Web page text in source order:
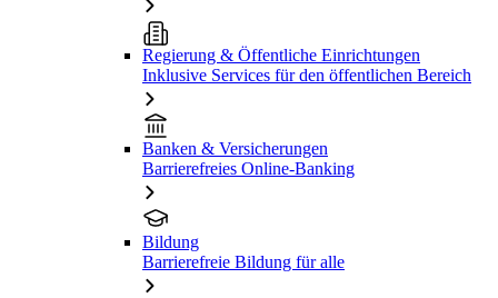
Regierung & Öffentliche Einrichtungen
Inklusive Services für den öffentlichen Bereich
Banken & Versicherungen
Barrierefreies Online-Banking
Bildung
Barrierefreie Bildung für alle